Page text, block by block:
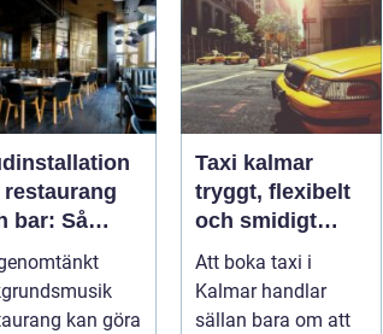
bar: Så
rätt ljud
dryck
stämning
kan göra
Taxi kalmar
tryggt, flexibelt
och smidigt
genom hela
resan
Att boka taxi i
Kalmar handlar
sällan bara om att